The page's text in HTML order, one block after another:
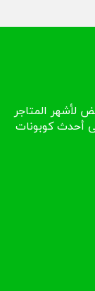
لأشهر المتاجر
أحدث كوبونات